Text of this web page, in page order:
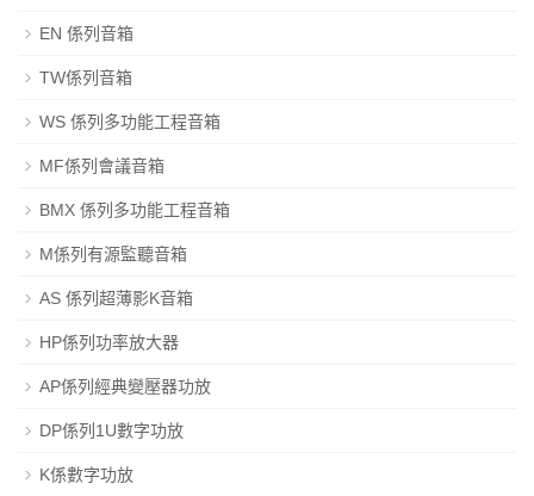
EN 係列音箱
TW係列音箱
WS 係列多功能工程音箱
MF係列會議音箱
BMX 係列多功能工程音箱
M係列有源監聽音箱
AS 係列超薄影K音箱
HP係列功率放大器
AP係列經典變壓器功放
DP係列1U數字功放
K係數字功放